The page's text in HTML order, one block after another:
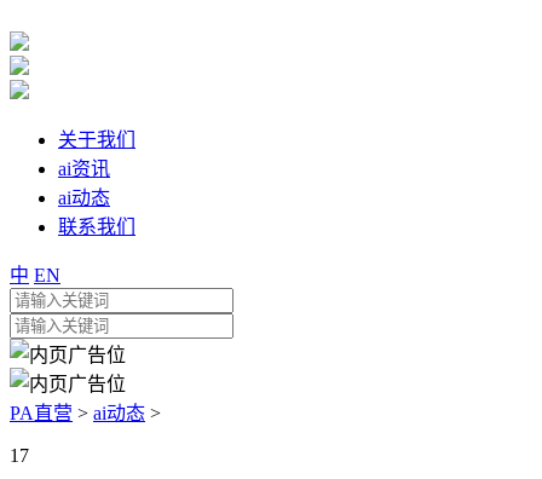
关于我们
ai资讯
ai动态
联系我们
中 EN
PA直营 > ai动态 >
17